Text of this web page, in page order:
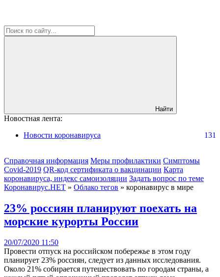
Найти
Новостная лента:
Новости коронавируса
131
Справочная информация Меры профилактики Симптомы
Covid-2019 QR-код сертификата о вакцинации Карта
коронавируса, индекс самоизоляции Задать вопрос по теме
Коронавирус.НЕТ » Облако тегов » коронавирус в мире
23% россиян планируют поехать на
морские курорты России
20/07/2020 11:50
Провести отпуск на российском побережье в этом году
планирует 23% россиян, следует из данных исследования.
Около 21% собирается путешествовать по городам страны, а